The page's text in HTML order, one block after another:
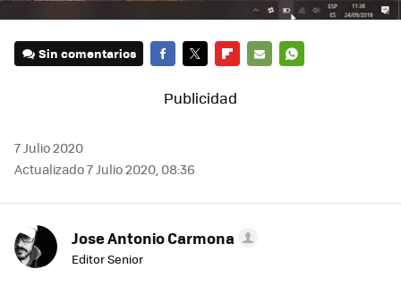
Sin comentarios
7 Julio 2020
Actualizado 7 Julio 2020, 08:36
Jose Antonio Carmona
Editor Senior